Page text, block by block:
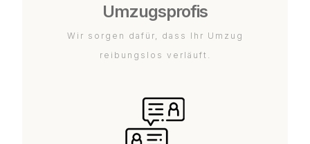
Umzugsprofis
Wir sorgen dafür, dass Ihr Umzug
reibungslos verläuft.